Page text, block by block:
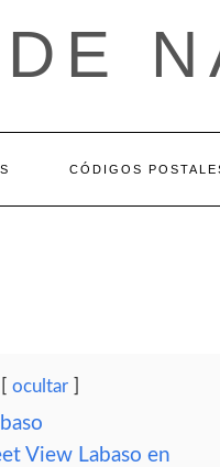
CÓDIGOS
ocultar
View Labaso en